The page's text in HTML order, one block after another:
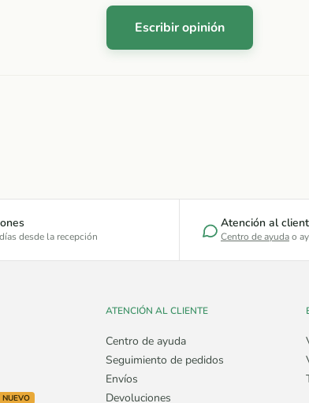
Escribir opinión
desde la recepción
Atención al
Centro de ayudao
NUEVO
ATENCIÓN AL CLIENTE
Centro de ayuda
Seguimiento de pedidos
Envíos
Devoluciones